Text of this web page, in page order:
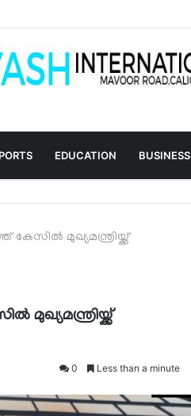
EDUCATION BUSINESS
കേസില്‍ മുഖ്യമന്ത്രിയ്ക്ക്
മുഖ്യമന്ത്രിയ്ക്ക്
0 Less than a minute